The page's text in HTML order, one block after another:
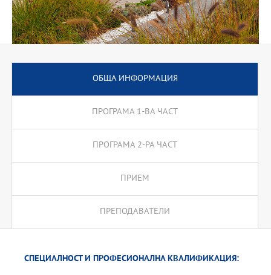
ОБЩА ИНФОРМАЦИЯ
ПРОГРАМА 1-ВА ЧАСТ
ПРОГРАМА 2-РА ЧАСТ
ПРИЕМ
ПРЕПОДАВАТЕЛИ
СПЕЦИАЛНОСТ И ПРОФЕСИОНАЛНА КВАЛИФИКАЦИЯ: